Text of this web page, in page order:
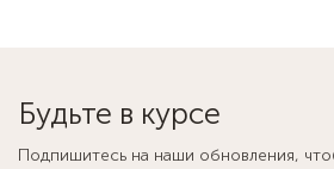
Будьте в курсе
Подпишитесь на наши обновления,